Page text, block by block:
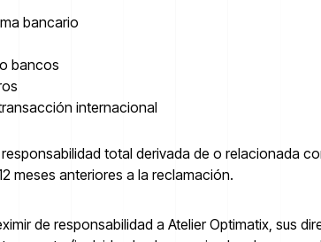
bancario
bancos
internacional
total derivada de o relacionada
meses anteriores a la reclamación.
de responsabilidad a Atelier Optimatix, sus